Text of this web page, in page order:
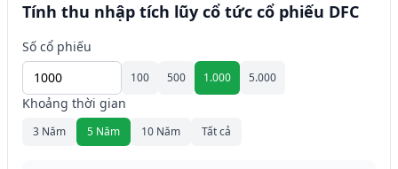
Tính thu nhập tích lũy cổ tức cổ phiếu DFC
Số cổ phiếu
100 500 1.000 5.000
Khoảng thời gian
3 Năm 5 Năm 10 Năm Tất cả